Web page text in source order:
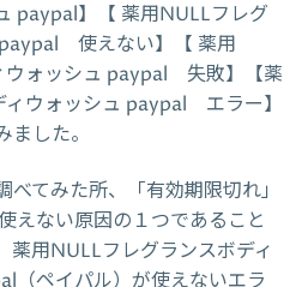
paypal】【 薬用NULLフレグ
使えない】【 薬用
ウォッシュ paypal 失敗】【薬
ウォッシュ paypal エラー】
した。
てみた所、「有効期限切れ」
えない原因の１つであること
薬用NULLフレグランスボディ
（ペイパル）が使えないエラ